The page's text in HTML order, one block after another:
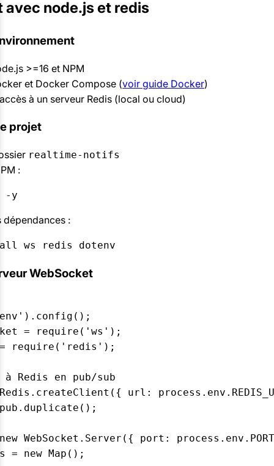
node.js et redis
>=16 et NPM
et Docker Compose (voir guide Docker)
à un serveur Redis (local ou cloud)
projet
realtime-notifs
:
-y
dépendances :
ws redis dotenv
WebSocket
= require('ws');
= require('redis');
Redis en pub/sub
url:
WebSocket.Server({ port:
= new Map();